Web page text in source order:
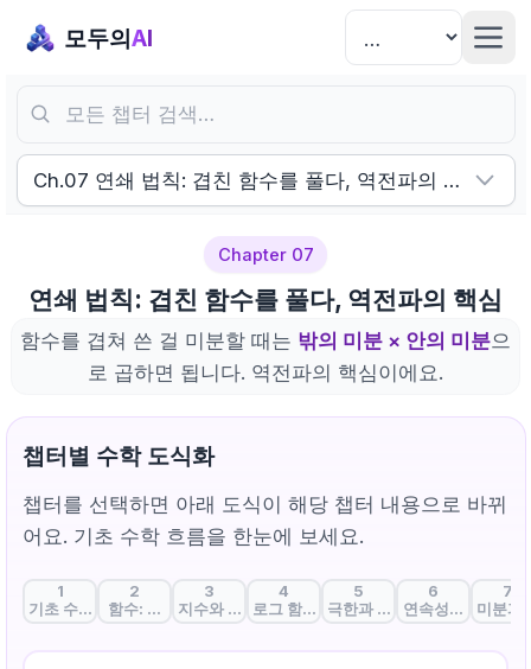
모두의AI
모든 챕터 검색…
Ch.07 연쇄 법칙: 겹친 함수를 풀다, 역전파의 핵심
Chapter 07
연쇄 법칙: 겹친 함수를 풀다, 역전파의 핵심
함수를 겹쳐 쓴 걸 미분할 때는 밖의 미분 × 안의 미분으
로 곱하면 됩니다. 역전파의 핵심이에요.
챕터별 수학 도식화
챕터를 선택하면 아래 도식이 해당 챕터 내용으로 바뀌
어요. 기초 수학 흐름을 한눈에 보세요.
1
기초 수학과 인공지능: AI의 언어를 배우다
2
함수: 입력과 출력을 잇는 AI의 기본 단위
3
지수와 지수함수: 성장과 활성화의 수학
4
로그 함수: 곱셈을 덧셈으로, 손실을 설계
5
극한과 ε-δ: '한없이 가까워
6
연속성: 끊김 없는
7
미분과